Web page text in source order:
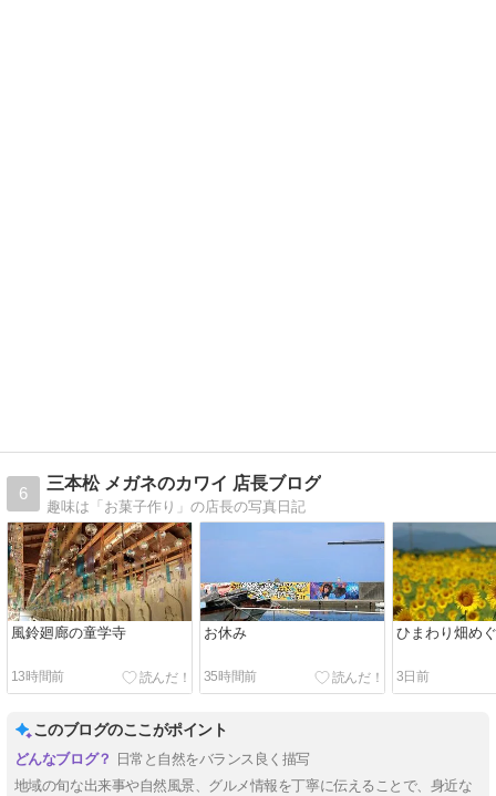
6
三本松 メガネのカワイ 店長ブログ
趣味は「お菓子作り」の店長の写真日記
風鈴廻廊の童学寺
13時間前
お休み
35時間前
ひまわり畑め
3日前
このブログのここがポイント
日常と自然をバランス良く描写
地域の旬な出来事や自然風景、グルメ情報を丁寧に伝えることで、身近な